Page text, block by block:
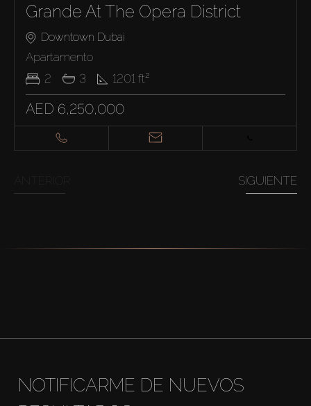
Grande At The Opera District
Downtown Dubai
Apartamento
2
3 1201 ft²
AED 6,250,000
SIGUIENTE
NOTIFICARME DE NUEVOS